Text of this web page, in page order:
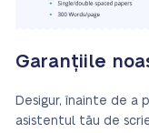
Garanțiile
Desigur, înainte de a
asistentul tău de